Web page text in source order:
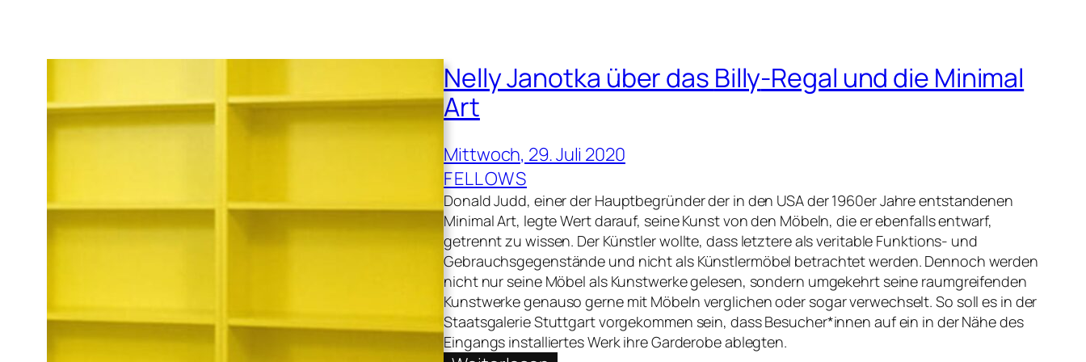
Nelly Janotka über das Billy-Regal und die Minimal
Art
Mittwoch, 29. Juli 2020
FELLOWS
Donald Judd, einer der Hauptbegründer der in den USA der 1960er Jahre entstandenen
Minimal Art, legte Wert darauf, seine Kunst von den Möbeln, die er ebenfalls entwarf,
getrennt zu wissen. Der Künstler wollte, dass letztere als veritable Funktions- und
Gebrauchsgegenstände und nicht als Künstlermöbel betrachtet werden. Dennoch werden
nicht nur seine Möbel als Kunstwerke gelesen, sondern umgekehrt seine raumgreifenden
Kunstwerke genauso gerne mit Möbeln verglichen oder sogar verwechselt. So soll es in der
Staatsgalerie Stuttgart vorgekommen sein, dass Besucher*innen auf ein in der Nähe des
Eingangs installiertes Werk ihre Garderobe ablegten.